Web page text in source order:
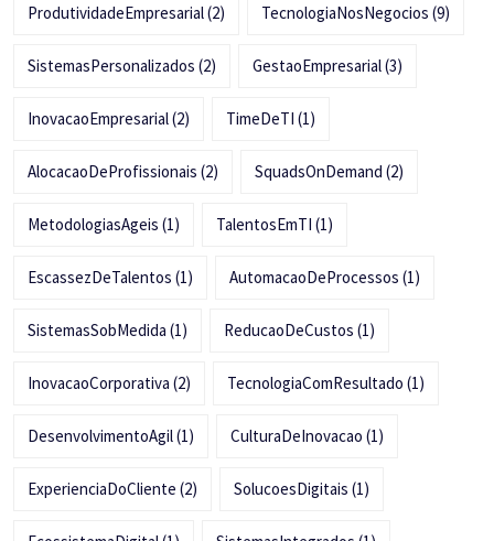
ProdutividadeEmpresarial(2) TecnologiaNosNegocios (9)
SistemasPersonalizados (2) GestaoEmpresarial(3)
InovacaoEmpresarial(2) TimeDeTI (1)
AlocacaoDeProfissionais (2) SquadsOnDemand (2)
MetodologiasAgeis (1) TalentosEmTI (1)
EscassezDeTalentos (1) AutomacaoDeProcessos (1)
SistemasSobMedida (1) ReducaoDeCustos (1)
InovacaoCorporativa (2) TecnologiaComResultado (1)
DesenvolvimentoAgil(1) CulturaDeInovacao (1)
ExperienciaDoCliente (2) SolucoesDigitais (1)